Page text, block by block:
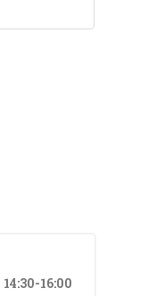
14:30-16:00